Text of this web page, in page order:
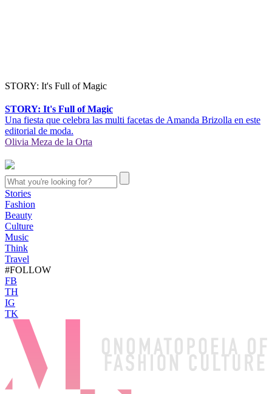
STORY: It's Full of Magic
STORY: It's Full of Magic
Una fiesta que celebra las multi facetas de Amanda Brizolla en este
editorial de moda.
Olivia Meza de la Orta
Stories
Fashion
Beauty
Culture
Music
Think
Travel
#FOLLOW
FB
TH
IG
TK